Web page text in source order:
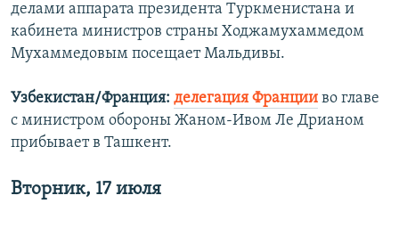
делами аппарата президента Туркменистана и
кабинета министров страны Ходжамухаммедом
Мухаммедовым посещает Мальдивы.
Узбекистан/Франция: делегация Франции во главе
с министром обороны Жаном-Ивом Ле Дрианом
прибывает в Ташкент.
Вторник, 17 июля